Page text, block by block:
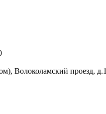
Волоколамский проезд, д.1